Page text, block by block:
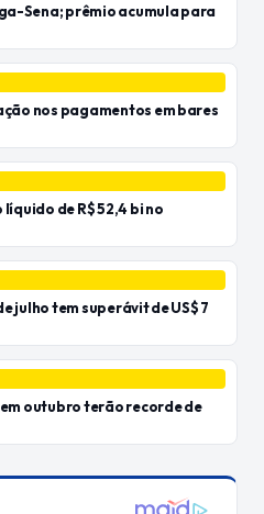
Sena; prêmio acumula para
nos pagamentos em bares
de R$ 52,4 bi no
julho tem superávit de US$ 7
outubro terão recorde de